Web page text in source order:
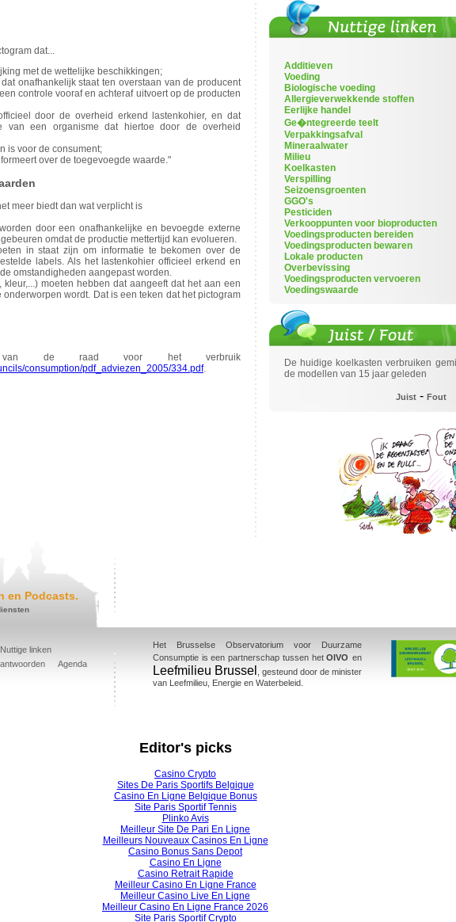
dat...
met de wettelijke beschikkingen;
onafhankelijk staat ten overstaan van de producent
controle vooraf en achteraf uitvoert op de producten
door de overheid erkend lastenkohier, en dat
van een organisme dat hiertoe door de overheid
is voor de consument;
over de toegevoegde waarde."
meer biedt dan wat verplicht is
door een onafhankelijke en bevoegde externe
omdat de productie mettertijd kan evolueren.
in staat zijn om informatie te bekomen over de
labels. Als het lastenkohier officieel erkend en
omstandigheden aangepast worden.
moeten hebben dat aangeeft dat het aan een
wordt. Dat is een teken dat het pictogram
de raad voor het verbruik
consumption/pdf_adviezen_2005/334.pdf.
Additieven
Voeding
Biologische voeding
Allergieverwekkende stoffen
Eerlijke handel
Ge�ntegreerde teelt
Verpakkingsafval
Mineraalwater
Milieu
Koelkasten
Verspilling
Seizoensgroenten
GGO's
Pesticiden
Verkooppunten voor bioproducten
Voedingsproducten bereiden
Voedingsproducten bewaren
Lokale producten
Overbevissing
Voedingsproducten vervoeren
Voedingswaarde
De huidige koelkasten verbruiken
de modellen van 15 jaar geleden
Juist- Fout
en Podcasts.
Nuttige linken
Agenda
Het Brusselse Observatorium voor Duurzame
Consumptie is een partnerschap tussen hetOIVO en
Leefmilieu Brussel
, gesteund door de minister
van Leefmilieu, Energie en Waterbeleid.
Editor's picks
Casino Crypto
Sites De Paris Sportifs Belgique
Casino En Ligne Belgique Bonus
Site Paris Sportif Tennis
Plinko Avis
Meilleur Site De Pari En Ligne
Meilleurs Nouveaux Casinos En Ligne
Casino Bonus Sans Depot
Casino En Ligne
Casino Retrait Rapide
Meilleur Casino En Ligne France
Meilleur Casino Live En Ligne
Meilleur Casino En Ligne France 2026
Site Paris Sportif Crypto